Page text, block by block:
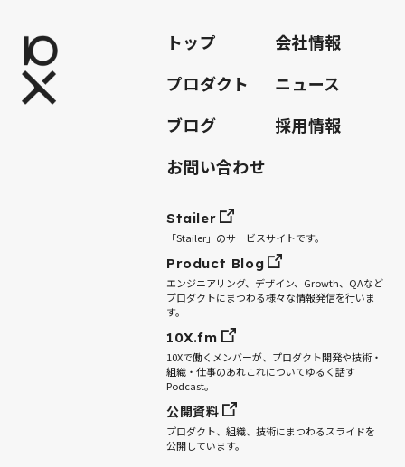
トップ
会社情報
プロダクト
ニュース
ブログ
採用情報
お問い合わせ
Stailer
「Stailer」のサービスサイトです。
Product Blog
エンジニアリング、デザイン、Growth、QAなど
プロダクトにまつわる様々な情報発信を行いま
す。
10X.fm
10Xで働くメンバーが、プロダクト開発や技術・
組織・仕事のあれこれについてゆるく話す
Podcast。
公開資料
プロダクト、組織、技術にまつわるスライドを
公開しています。